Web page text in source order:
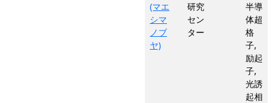
(マエ
シマ
ノブ
ヤ)
研究
セン
ター
半導
体超
格
子,
励起
子,
光誘
起相